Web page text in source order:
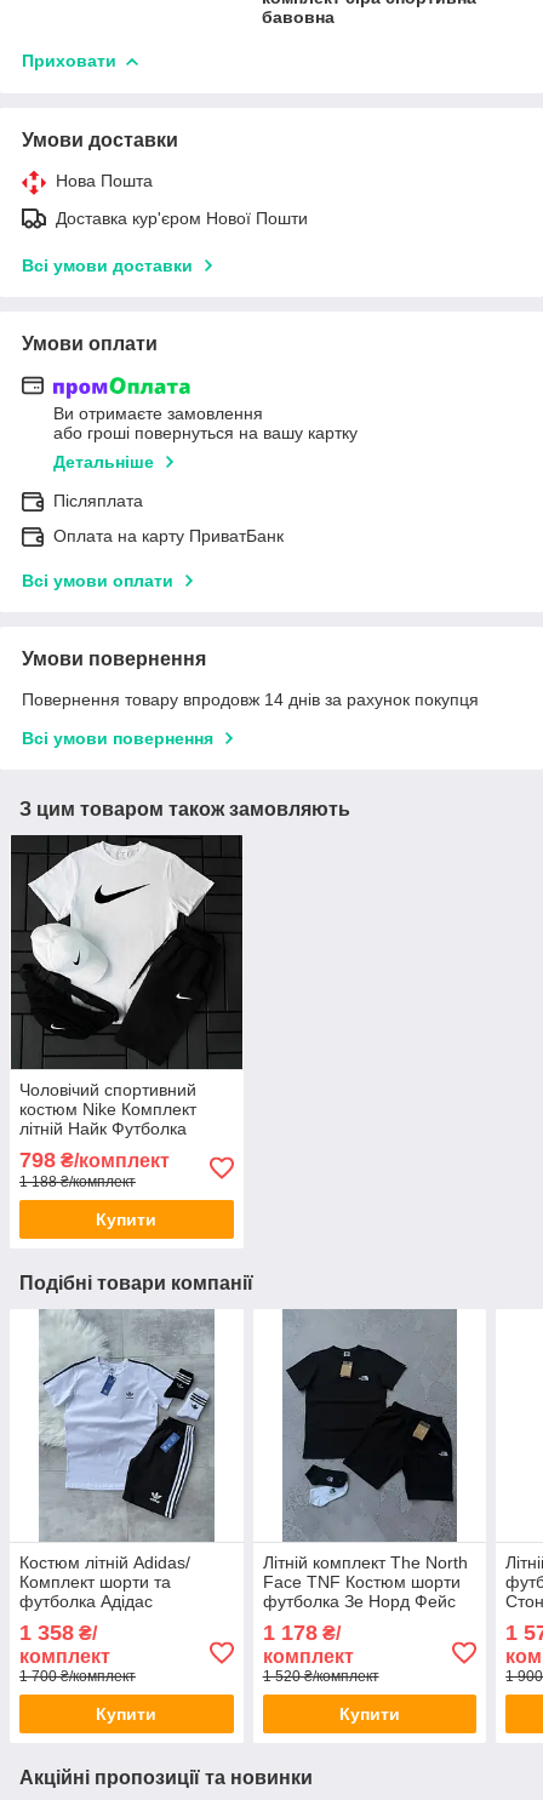
бавовна
Приховати
Умови доставки
Нова Пошта
Доставка кур'єром Нової Пошти
Всі умови доставки
Умови оплати
Ви отримаєте замовлення
або гроші повернуться на вашу картку
Детальніше
Післяплата
Оплата на карту ПриватБанк
Всі умови оплати
Умови повернення
Повернення товару впродовж 14 днів за рахунок покупця
Всі умови повернення
З цим товаром також замовляють
Чоловічий спортивний
костюм Nike Комплект
літній Найк Футболка
798 ₴/комплект
1 188 ₴/комплект
Купити
Подібні товари компанії
Костюм літній Adidas/
Комплект шорти та
футболка Адідас
спортивна бавовна
чорний
1 358 ₴/
комплект
1 700 ₴/комплект
Купити
Літній комплект The North
Face TNF Костюм шорти
футболка Зе Норд Фейс
ТНФ спортивна бавовна
чорний чоловічий жіночий
1 178₴/
комплект
1 520 ₴/комплект
Купити
1
1
Акційні пропозиції та новинки